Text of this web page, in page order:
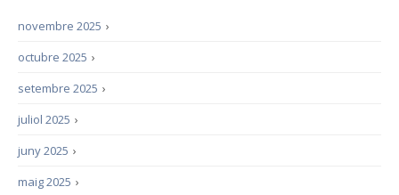
›
novembre 2025
›
octubre 2025
›
setembre 2025
›
juliol 2025
›
juny 2025
›
maig 2025